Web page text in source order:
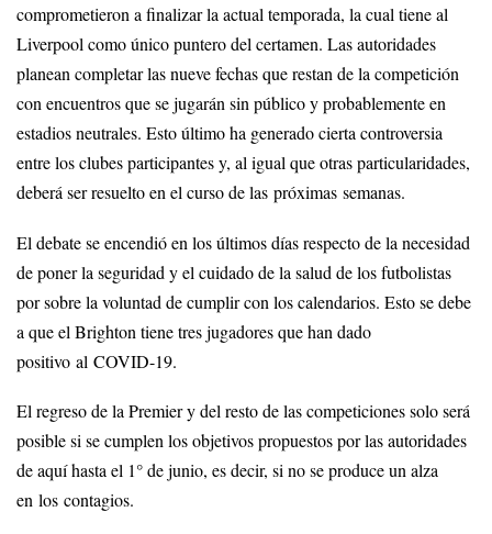
comprometieron a finalizar la actual temporada, la cual tiene al
Liverpool como único puntero del certamen. Las autoridades
planean completar las nueve fechas que restan de la competición
con encuentros que se jugarán sin público y probablemente en
estadios neutrales. Esto último ha generado cierta controversia
entre los clubes participantes y, al igual que otras particularidades,
deberá ser resuelto en el curso de las próximas semanas.
El debate se encendió en los últimos días respecto de la necesidad
de poner la seguridad y el cuidado de la salud de los futbolistas
por sobre la voluntad de cumplir con los calendarios. Esto se debe
a que el Brighton tiene tres jugadores que han dado
positivo al COVID-19.
El regreso de la Premier y del resto de las competiciones solo será
posible si se cumplen los objetivos propuestos por las autoridades
de aquí hasta el 1° de junio, es decir, si no se produce un alza
en los contagios.